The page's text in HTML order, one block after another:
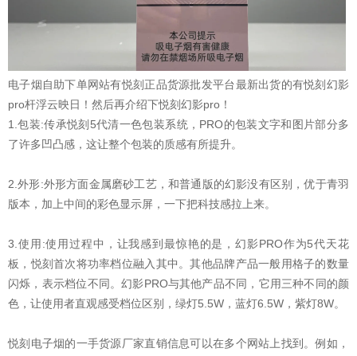
电子烟自助下单网站有悦刻正品货源批发平台最新出货的有悦刻幻影
pro杆浮云映日！然后再介绍下悦刻幻影pro！
1.包装:传承悦刻5代清一色包装系统，PRO的包装文字和图片部分多
了许多凹凸感，这让整个包装的质感有所提升。
2.外形:外形方面金属磨砂工艺，和普通版的幻影没有区别，优于青羽
版本，加上中间的彩色显示屏，一下把科技感拉上来。
3.使用:使用过程中，让我感到最惊艳的是，幻影PRO作为5代天花
板，悦刻首次将功率档位融入其中。其他品牌产品一般用格子的数量
闪烁，表示档位不同。幻影PRO与其他产品不同，它用三种不同的颜
色，让使用者直观感受档位区别，绿灯5.5W，蓝灯6.5W，紫灯8W。
悦刻电子烟的一手货源厂家直销信息可以在多个网站上找到。例如，